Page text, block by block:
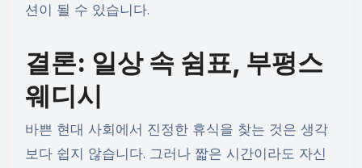
션이 될 수 있습니다.
결론: 일상 속 쉼표, 부평스
웨디시
바쁜 현대 사회에서 진정한 휴식을 찾는 것은 생각
보다 쉽지 않습니다. 그러나 짧은 시간이라도 자신